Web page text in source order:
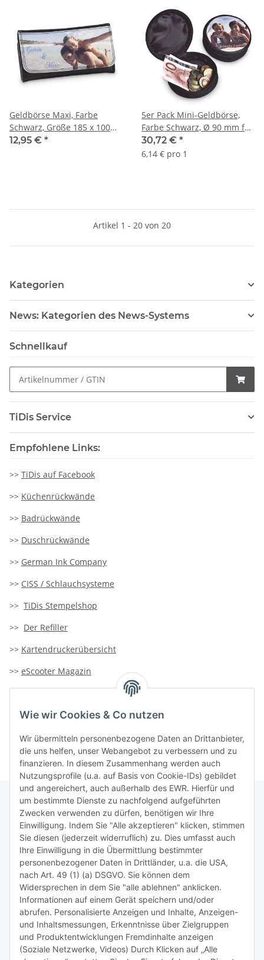
Geldbörse Maxi, Farbe
Schwarz, Größe 185 x 100
mm für Sublimationsdruck
12,95 € *
5er Pack Mini-Geldbörse,
Farbe Schwarz, Ø 90 mm für
den Sublimationsdruck
30,72 € *
6,14 € pro 1
Artikel 1 - 20 von 20
Kategorien
News: Kategorien des News-Systems
Schnellkauf
TiDis Service
Empfohlene Links:
>> TiDis auf Facebook
>> Küchenrückwände
>> Badrückwände
>> Duschrückwände
>> German Ink Company
>> CISS / Schlauchsysteme
>> TiDis Stempelshop
>> Der Refiller
>> Kartendruckerübersicht
>> eScooter Magazin
>>Containersucher
>>Goldinfoseite
TiDis Lizenzsystem
Meist besuchte Seiten:
Tipps & Tricks rund um Sublimation
TiDis Videos auf Youtube
Nachfüllpreise für Druckerpatronen
Refillservice Patronen verpacken
Wie wir Cookies & Co nutzen
Wir übermitteln personenbezogene Daten an Drittanbieter,
die uns helfen, unser Webangebot zu verbessern und zu
finanzieren. In diesem Zusammenhang werden auch
Nutzungsprofile (u.a. auf Basis von Cookie-IDs) gebildet
und angereichert, auch außerhalb des EWR. Hierfür und
um bestimmte Dienste zu nachfolgend aufgeführten
Zwecken verwenden zu dürfen, benötigen wir Ihre
Einwilligung. Indem Sie "Alle akzeptieren" klicken, stimmen
Sie diesen (jederzeit widerruflich) zu. Dies umfasst auch
Ihre Einwilligung in die Übermittlung bestimmter
personenbezogener Daten in Drittländer, u.a. die USA,
nach Art. 49 (1) (a) DSGVO. Sie können dem
Widersprechen in dem Sie "alle ablehnen" anklicken.
Informationen auf einem Gerät speichern und/oder
abrufen. Personalisierte Anzeigen und Inhalte, Anzeigen-
und Inhaltsmessungen, Erkenntnisse über Zielgruppen
und Produktentwicklungen Fremdinhalte anzeigen
(Soziale Netzwerke, Videos) Durch Klicken auf „Alle